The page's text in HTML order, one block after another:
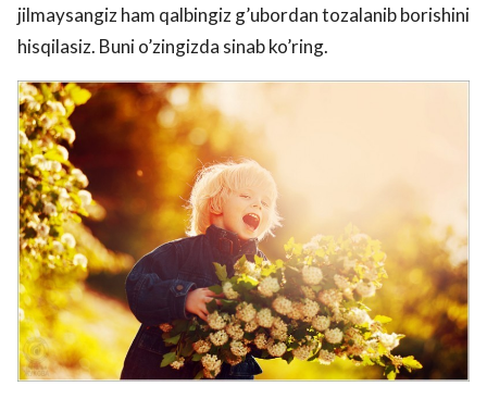
jilmaysangiz ham qalbingiz g’ubordan tozalanib borishini
hisqilasiz. Buni o’zingizda sinab ko’ring.